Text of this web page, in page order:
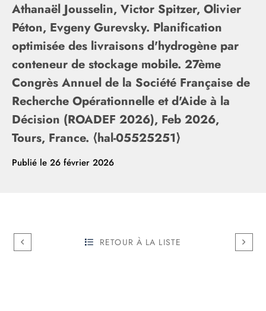
Athanaël Jousselin, Victor Spitzer, Olivier
Péton, Evgeny Gurevsky. Planification
optimisée des livraisons d'hydrogène par
conteneur de stockage mobile. 27ème
Congrès Annuel de la Société Française de
Recherche Opérationnelle et d'Aide à la
Décision (ROADEF 2026), Feb 2026,
Tours, France. ⟨hal-05525251⟩
Publié le 26 février 2026
RETOUR À LA LISTE